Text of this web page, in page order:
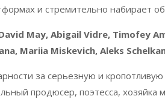
и стремительно набирает
May, Abigail Vidre, Timofey
Mariia Miskevich, Aleks
за серьезную и
продюсер, поэтесса, хозяйка